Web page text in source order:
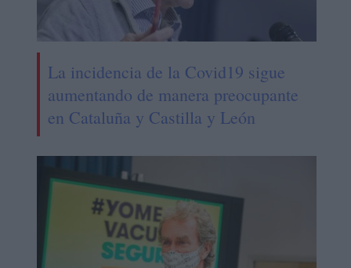
La incidencia de la Covid19 sigue
aumentando de manera preocupante
en Cataluña y Castilla y León